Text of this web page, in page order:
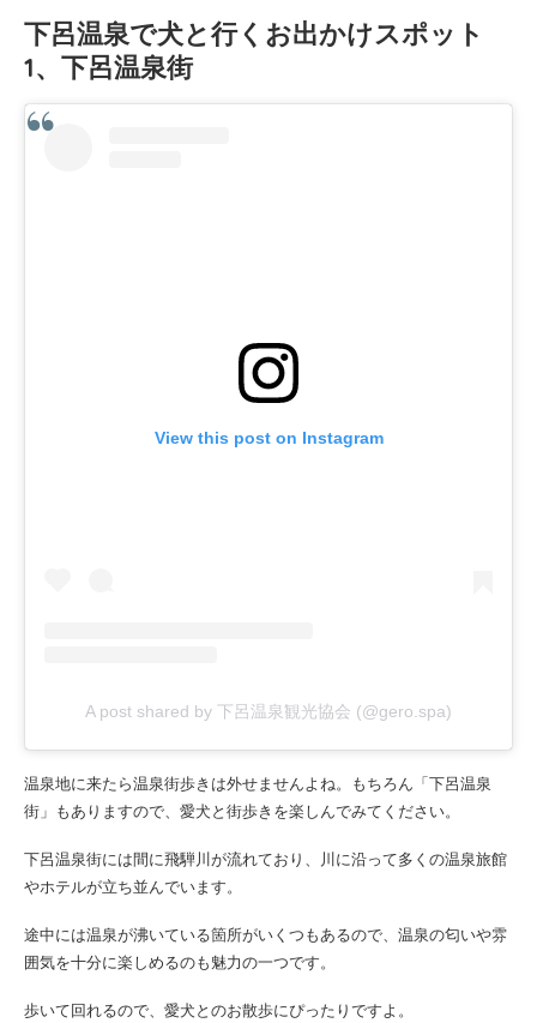
下呂温泉で犬と行くお出かけスポット
1、下呂温泉街
View this post on Instagram
A post shared by 下呂温泉観光協会 (@gero.spa)
温泉地に来たら温泉街歩きは外せませんよね。もちろん「下呂温泉
街」もありますので、愛犬と街歩きを楽しんでみてください。
下呂温泉街には間に飛騨川が流れており、川に沿って多くの温泉旅館
やホテルが立ち並んでいます。
途中には温泉が沸いている箇所がいくつもあるので、温泉の匂いや雰
囲気を十分に楽しめるのも魅力の一つです。
歩いて回れるので、愛犬とのお散歩にぴったりですよ。